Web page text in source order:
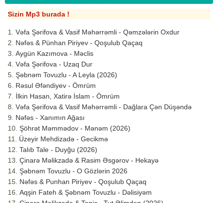
Sizin Mp3 burada !
Vəfa Şərifova & Vasif Məhərrəmli - Qəmzələrin Oxdur
Nəfəs & Pünhan Piriyev - Qoşulub Qaçaq
Aygün Kazımova - Məclis
Vəfa Şərifova - Uzaq Dur
Şəbnəm Tovuzlu - A Leyla (2026)
Rəsul Əfəndiyev - Ömrüm
İlkin Hasan, Xatirə İslam - Ömrüm
Vəfa Şərifova & Vasif Məhərrəmli - Dağlara Çən Düşəndə
Nəfəs - Xanımın Ağası
Şöhrət Məmmədov - Mənəm (2026)
Üzeyir Mehdizadə - Gecikmə
Talıb Tale - Duyğu (2026)
Çinarə Məlikzadə & Rasim Əsgərov - Hekayə
Şəbnəm Tovuzlu - O Gözlərin 2026
Nəfəs & Punhan Piriyev - Qoşulub Qaçaq
Aqşin Fateh & Şəbnəm Tovuzlu - Dəlisiyəm